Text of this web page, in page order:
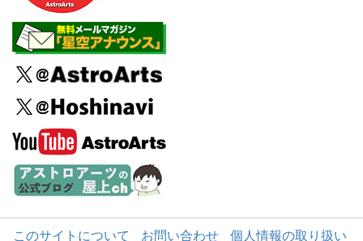
このサイトについて お問い合わせ 個人情報の取り扱い